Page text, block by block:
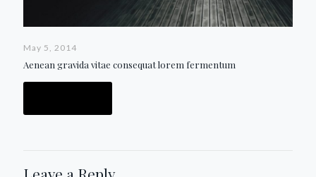
May 5, 2014
Aenean gravida vitae consequat lorem fermentum